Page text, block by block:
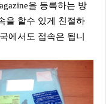
을 등록하는 방
을 할수 있게 친절하
에서도 접속은 됩니